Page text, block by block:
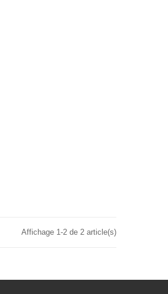
Affichage 1-2 de 2 article(s)